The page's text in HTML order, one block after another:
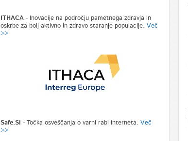
ITHACA - Inovacije na področju pametnega zdravja in
oskrbe za bolj aktivno in zdravo staranje populacije.Več
>>
Safe.Si - Točka osveščanja o varni rabi interneta.Več
>>